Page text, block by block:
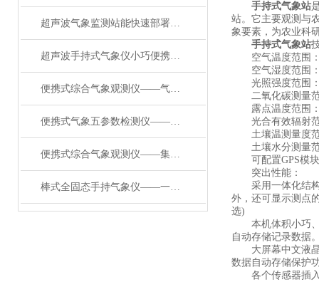
超声波气象监测站能快速部署的智慧气象设备
超声波手持式气象仪小巧便携的“气象小能手”
便携式综合气象观测仪——气象数据宝库的应急移动式气象站2024已更新
便携式气象五参数检测仪——一款集多项气象要素于一体的便携式手持气象站
便携式综合气象观测仪——集多项气象要素于一体的手持气象仪2024顺丰包邮
棒式全固态手持气象仪——一款真省劲儿的便携式地面观测站#2024已更新
手持式气象站
站。它主要观测与
象要素，为农业科
手持式气象站
空气温度范围：
空气湿度范围：0
光照强度范围：
二氧化碳测量范
露点温度范围：
光合有效辐射范
土壤温测量度范
土壤水分测量范
可配置GPS模块
突出性能：
采用一体化结构
外，还可显示测点
选)
本机体积小巧、
自动存储记录数据
大屏幕中文液晶
数据自动存储保护
各个传感器插入